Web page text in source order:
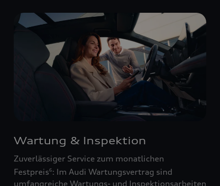
Wartung & Inspektion
Zuverlässiger Service zum monatlichen
Festpreis6: Im Audi Wartungsvertrag sind
umfangreiche Wartungs- und Inspektionsarbeiten